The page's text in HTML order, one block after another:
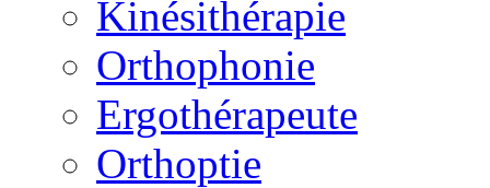
Kinésithérapie
Orthophonie
Ergothérapeute
Orthoptie